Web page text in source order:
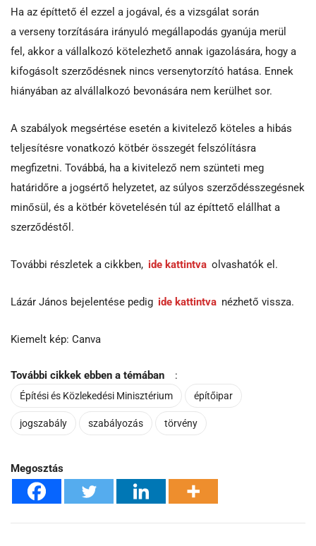
Ha az építtető él ezzel a jogával, és a vizsgálat során
a verseny torzítására irányuló megállapodás gyanúja merül
fel, akkor a vállalkozó kötelezhető annak igazolására, hogy a
kifogásolt szerződésnek nincs versenytorzító hatása. Ennek
hiányában az alvállalkozó bevonására nem kerülhet sor.
A szabályok megsértése esetén a kivitelező köteles a hibás
teljesítésre vonatkozó kötbér összegét felszólításra
megfizetni. Továbbá, ha a kivitelező nem szünteti meg
határidőre a jogsértő helyzetet, az súlyos szerződésszegésnek
minősül, és a kötbér követelésén túl az építtető elállhat a
szerződéstől.
További részletek a cikkben, ide kattintva olvashatók el.
Lázár János bejelentése pedig ide kattintva nézhető vissza.
Kiemelt kép: Canva
További cikkek ebben a témában :
Építési és Közlekedési Minisztérium építőipar
jogszabály szabályozás törvény
Megosztás